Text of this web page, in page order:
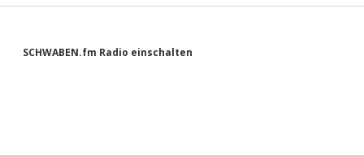
Sidebar
SCHWABEN.fm Radio einschalten